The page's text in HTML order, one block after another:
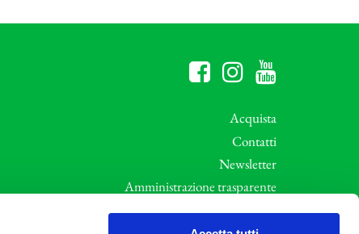
Acquista
Contatti
Newsletter
Amministrazione trasparente
Whistleblowing